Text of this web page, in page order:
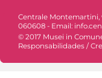
Centrale Montemartini,
060608 - Email:
© 2017 Musei in
Responsabilidades /